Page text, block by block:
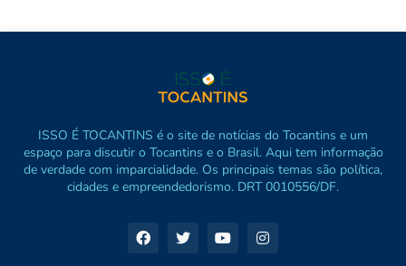
ISSO É TOCANTINS é o site de notícias do Tocantins e um
espaço para discutir o Tocantins e o Brasil. Aqui tem informação
de verdade com imparcialidade. Os principais temas são política,
cidades e empreendedorismo. DRT 0010556/DF.